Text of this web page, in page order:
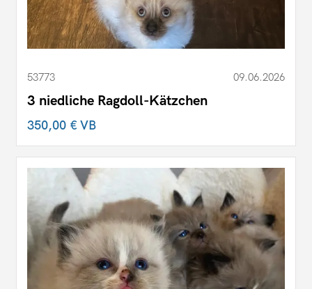
53773 09.06.2026
3 niedliche Ragdoll-Kätzchen
350,00 €VB